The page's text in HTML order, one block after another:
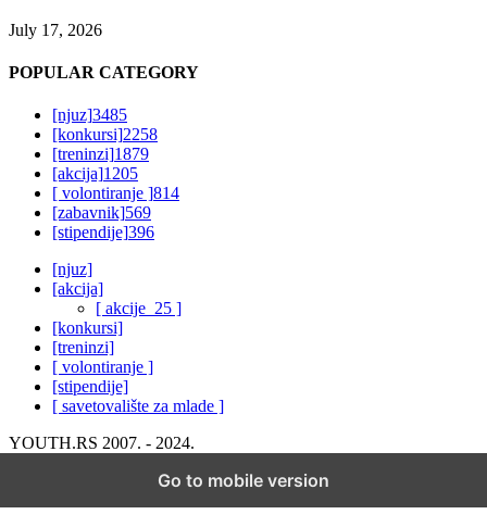
July 17, 2026
POPULAR CATEGORY
[njuz]3485
[konkursi]2258
[treninzi]1879
[akcija]1205
[ volontiranje ]814
[zabavnik]569
[stipendije]396
[njuz]
[akcija]
[ akcije_25 ]
[konkursi]
[treninzi]
[ volontiranje ]
[stipendije]
[ savetovalište za mlade ]
YOUTH.RS 2007. - 2024.
Go to mobile version